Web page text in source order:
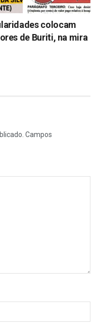
colocam
de Buriti, na mira
Campos